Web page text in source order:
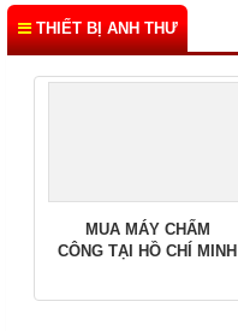
THIẾT BỊ ANH THƯ
MUA MÁY CHẤM
CÔNG TẠI HỒ CHÍ MINH